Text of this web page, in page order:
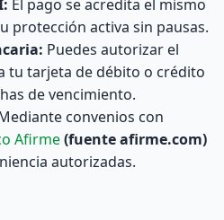
El pago se acredita el mismo
protección activa sin pausas.
Puedes autorizar el
tu tarjeta de débito o crédito
de vencimiento.
convenios con
Afirme(fuente afirme.com)
autorizadas.